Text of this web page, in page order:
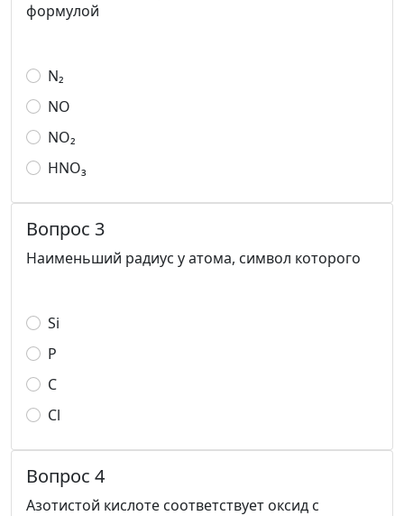
формулой
N₂
NO
NO₂
HNO₃
Вопрос 3
Наименьший радиус у атома, символ которого
Si
P
C
Cl
Вопрос 4
Азотистой кислоте соответствует оксид с